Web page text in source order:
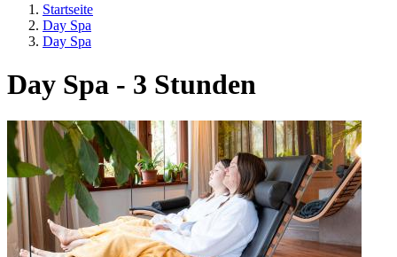
Startseite
Day Spa
Day Spa
Day Spa - 3 Stunden